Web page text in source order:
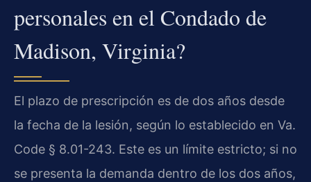
personales en el Condado de
Madison, Virginia?
El plazo de prescripción es de dos años desde
la fecha de la lesión, según lo establecido en Va.
Code § 8.01-243. Este es un límite estricto; si no
se presenta la demanda dentro de los dos años,